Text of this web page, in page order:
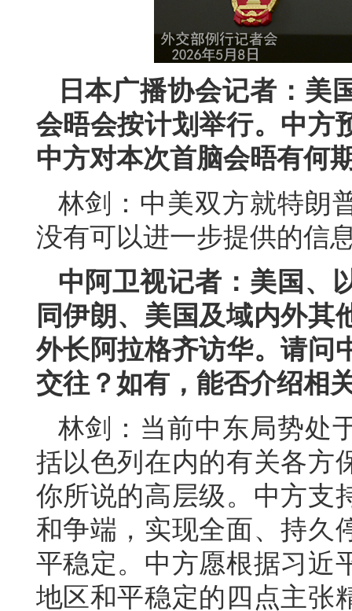
日本广播协会记者：美
会晤会按计划举行。中方
中方对本次首脑会晤有何
林剑：中美双方就特朗
没有可以进一步提供的信
中阿卫视记者：美国、
同伊朗、美国及域内外其
外长阿拉格齐访华。请问
交往？如有，能否介绍相
林剑：当前中东局势处
括以色列在内的有关各方
你所说的高层级。中方支
和争端，实现全面、持久
平稳定。中方愿根据习近
地区和平稳定的四点主张